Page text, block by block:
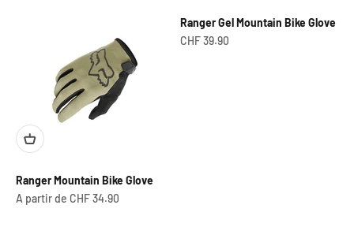
Ranger Mountain Bike Glove
Prix de vente
A partir de CHF 34.90
Ranger Gel Mountain Bike Glove
Prix de vente
CHF 39.90